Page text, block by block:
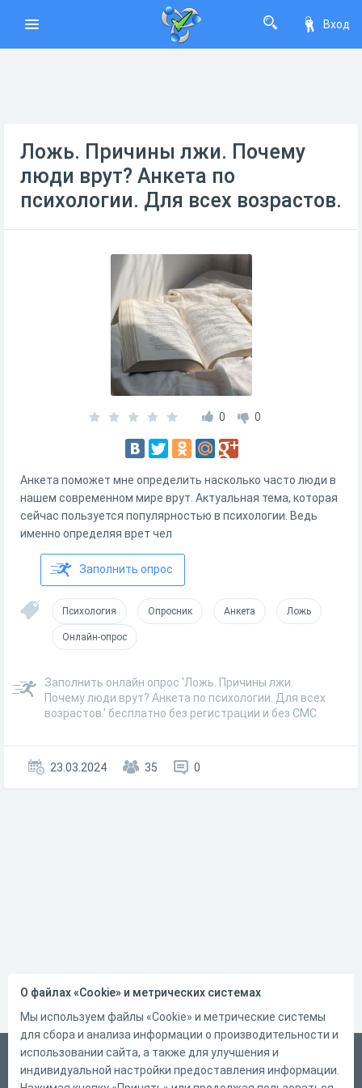
Вход
Ложь. Причины лжи. Почему
люди врут? Анкета по
психологии. Для всех возрастов.
0 0
Анкета поможет мне определить насколько часто люди в
нашем современном мире врут. Актуальная тема, которая
сейчас пользуется популярностью в психологии. Ведь
именно определяя врет чел
Заполнить опрос
Психология Опросник Анкета Ложь
Онлайн-опрос
Заполнить онлайн опрос 'Ложь. Причины лжи.
Почему люди врут? Анкета по психологии. Для всех
возрастов.' бесплатно без регистрации и без СМС
23.03.2024 35 0
Русский
Справка
О файлах «Cookie» и метрических системах
Мы используем файлы «Cookie» и метрические системы
для сбора и анализа информации о производительности и
использовании сайта, а также для улучшения и
индивидуальной настройки предоставления информации.